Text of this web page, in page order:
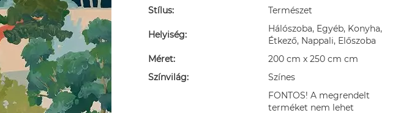
Stílus:
Természet
Helyiség:
Hálószoba, Egyéb, Konyha,
Étkező, Nappali, Előszoba
Méret:
200 cm x 250 cm cm
Színvilág:
Színes
FONTOS! A megrendelt
terméket nem lehet